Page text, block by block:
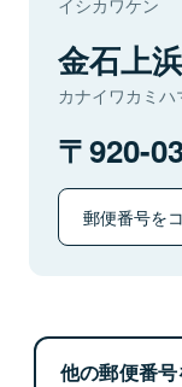
イシカワケン
金石上
カナイワカミハ
920-
郵便番号を
他の郵便番